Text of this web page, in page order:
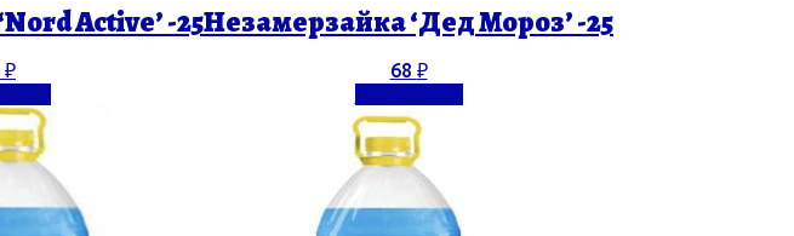
Active’ -25
₽
Незамерзайка ‘Дед Мороз’ -25
68 ₽